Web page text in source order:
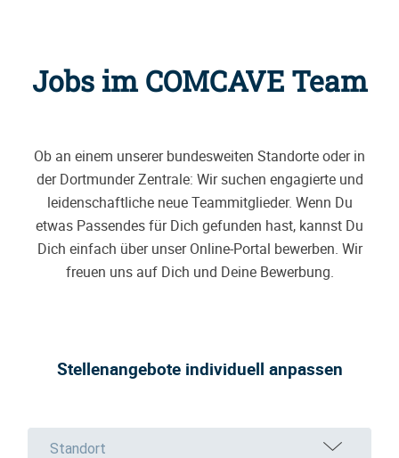
Jobs im COMCAVE Team
Ob an einem unserer bundesweiten Standorte oder in
der Dortmunder Zentrale: Wir suchen engagierte und
leidenschaftliche neue Teammitglieder. Wenn Du
etwas Passendes für Dich gefunden hast, kannst Du
Dich einfach über unser Online-Portal bewerben. Wir
freuen uns auf Dich und Deine Bewerbung.
Stellenangebote individuell anpassen
Standort